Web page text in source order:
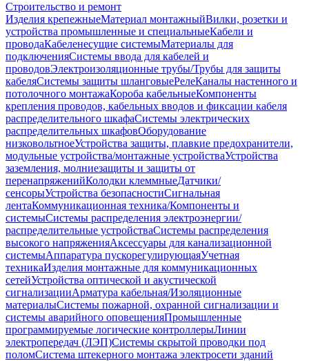
Строительство и ремонт
Изделия крепежныеМатериал монтажныйВилки, розетки и
устройства промышленные и специальныеКабели и
проводаКабеленесущие системыМатериалы для
подключенияСистемы ввода для кабелей и
проводовЭлектроизоляционные трубы/Трубы для защиты
кабеляСистемы защиты шланговыеРелеКаналы настенного и
потолочного монтажаКороба кабельныеКомпоненты
крепления проводов, кабельных вводов и фиксации кабеля
распределительного шкафаСистемы электрических
распределительных шкафовОборудование
низковольтноеУстройства защиты, плавкие предохранители,
модульные устройства/монтажные устройстваУстройства
заземления, молниезащиты и защиты от
перенапряженийКолодки клеммныеДатчики/
сенсорыУстройства безопасностиСигнальная
лентаКоммуникационная техника/Компоненты и
системыСистемы распределения электроэнергии/
распределительные устройстваСистемы распределения
высокого напряженияАксессуары для канализационной
системыАппаратура пускорегулирующаяУчетная
техникаИзделия монтажные для коммуникационных
сетейУстройства оптической и акустической
сигнализацииАрматура кабельная/Изоляционные
материалыСистемы пожарной, охранной сигнализации и
системы аварийного оповещенияПромышленные
программируемые логические контроллерыЛинии
электропередач (ЛЭП)Системы скрытой проводки под
поломСистема штекерного монтажа электросети зданий